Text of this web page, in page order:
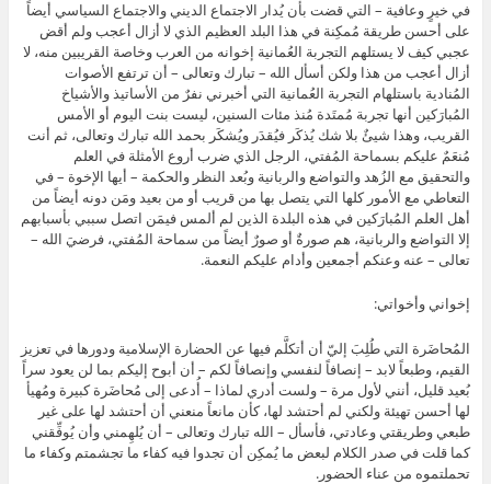
في خيرٍ وعافية – التي قضت بأن يُدار الاجتماع الديني والاجتماع السياسي أيضاً
على أحسن طريقة مُمكِنة في هذا البلد العظيم الذي لا أزال أعجب ولم أقض
عجبي كيف لا يستلهم التجربة العُمانية إخوانه من العرب وخاصة القريبين منه، لا
أزال أعجب من هذا ولكن أسأل الله – تبارك وتعالى – أن ترتفع الأصوات
المُنادية باستلهام التجربة العُمانية التي أخبرني نفرٌ من الأساتيذ والأشياخ
المُبارَكين أنها تجربة مُمتَدة مُنذ مئات السنين، ليست بنت اليوم أو الأمس
القريب، وهذا شيئٌ بلا شك يُذكَر فيُقدَر ويُشكَر بحمد الله تبارك وتعالى، ثم أنت
مُنعَمٌ عليكم بسماحة المُفتي، الرجل الذي ضرب أروع الأمثلة في العلم
والتحقيق مع الزُهد والتواضع والربانية وبُعد النظر والحكمة – أيها الإخوة – في
التعاطي مع الأمور كلها التي يتصل بها من قريب أو من بعيد ومَن دونه أيضاً من
أهل العلم المُبارَكين في هذه البلدة الذين لم ألمس فيمَن اتصل سببي بأسبابهم
إلا التواضع والربانية، هم صورةٌ أو صورٌ أيضاً من سماحة المُفتي، فرضيَ الله –
تعالى – عنه وعنكم أجمعين وأدام عليكم النعمة.
إخواني وأخواتي:
المُحاضَرة التي طُلِبَ إليّ أن أتكلَّم فيها عن الحضارة الإسلامية ودورها في تعزيز
القيم، وطبعاً لابد – إنصافاً لنفسي وإنصافاً لكم – أن أبوح إليكم بما لن يعود سراً
بُعيد قليل، أنني لأول مرة – ولست أدري لماذا – أُدعى إلى مُحاضَرة كبيرة ومُهيأ
لها أحسن تهيئة ولكني لم أحتشد لها، كأن مانعاً منعني أن أحتشد لها على غير
طبعي وطريقتي وعادتي، فأسأل – الله تبارك وتعالى – أن يُلهِمني وأن يُوفِّقني
كما قلت في صدر الكلام لبعض ما يُمكِن أن تجدوا فيه كفاء ما تجشمتم وكفاء ما
تحملتموه من عناء الحضور.